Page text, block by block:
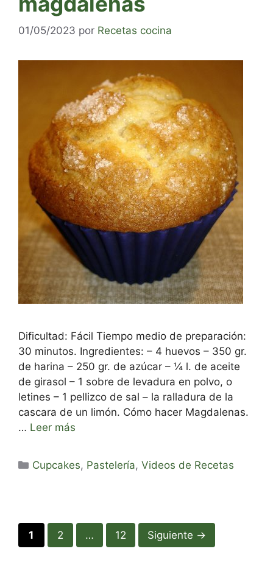
01/05/2023 por Recetas cocina
Dificultad: Fácil Tiempo medio de preparación:
30 minutos. Ingredientes: – 4 huevos – 350 gr.
de harina – 250 gr. de azúcar – ¼ l. de aceite
de girasol – 1 sobre de levadura en polvo, o
letines – 1 pellizco de sal – la ralladura de la
cascara de un limón. Cómo hacer Magdalenas.
… Leer más
Categorías
Cupcakes, Pastelería,Videos de Recetas
Página
1 Página
2 … Página
12 Siguiente →